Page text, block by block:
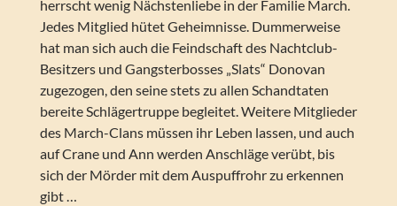
herrscht wenig Nächstenliebe in der Familie March.
Jedes Mitglied hütet Geheimnisse. Dummerweise
hat man sich auch die Feindschaft des Nachtclub-
Besitzers und Gangsterbosses „Slats“ Donovan
zugezogen, den seine stets zu allen Schandtaten
bereite Schlägertruppe begleitet. Weitere Mitglieder
des March-Clans müssen ihr Leben lassen, und auch
auf Crane und Ann werden Anschläge verübt, bis
sich der Mörder mit dem Auspuffrohr zu erkennen
gibt …